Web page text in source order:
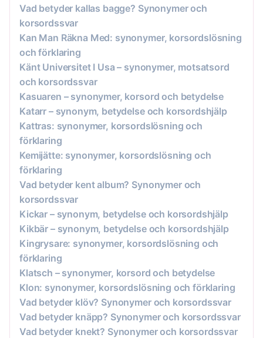
Vad betyder kallas bagge? Synonymer och
korsordssvar
Kan Man Räkna Med: synonymer, korsordslösning
och förklaring
Känt Universitet I Usa – synonymer, motsatsord
och korsordssvar
Kasuaren – synonymer, korsord och betydelse
Katarr – synonym, betydelse och korsordshjälp
Kattras: synonymer, korsordslösning och
förklaring
Kemijätte: synonymer, korsordslösning och
förklaring
Vad betyder kent album? Synonymer och
korsordssvar
Kickar – synonym, betydelse och korsordshjälp
Kikbär – synonym, betydelse och korsordshjälp
Kingrysare: synonymer, korsordslösning och
förklaring
Klatsch – synonymer, korsord och betydelse
Klon: synonymer, korsordslösning och förklaring
Vad betyder klöv? Synonymer och korsordssvar
Vad betyder knäpp? Synonymer och korsordssvar
Vad betyder knekt? Synonymer och korsordssvar